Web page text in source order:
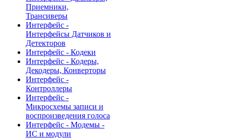
Приемники,
Трансиверы
Интерфейс -
Интерфейсы Датчиков и
Детекторов
Интерфейс - Кодеки
Интерфейс - Кодеры,
Декодеры, Конверторы
Интерфейс -
Контроллеры
Интерфейс -
Микросхемы записи и
воспроизведения голоса
Интерфейс - Модемы -
ИС и модули